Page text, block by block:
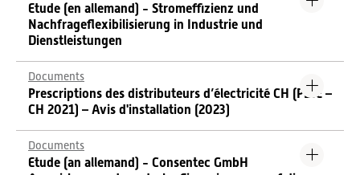
Etude (en allemand) - Stromeffizienz und
Nachfrageflexibilisierung in Industrie und
Dienstleistungen
Documents
Prescriptions des distributeurs d’électricité CH (PDIE –
CH 2021) – Avis d'installation (2023)
Documents
Etude (an allemand) - Consentec GmbH